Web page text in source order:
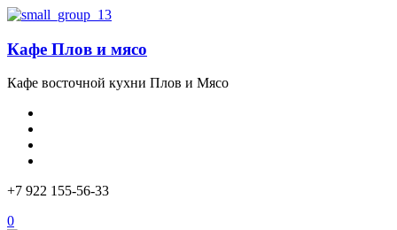
Кафе Плов и мясо
Кафе восточной кухни Плов и Мясо
+7 922 155-56-33
0